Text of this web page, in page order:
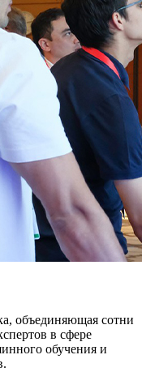
объединяющая сотни
в сфере
обучения и